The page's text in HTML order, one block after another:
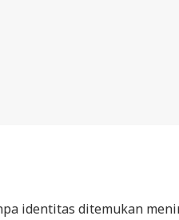
identitas ditemukan